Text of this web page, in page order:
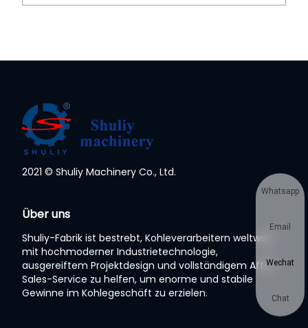
2021 © Shuliy Machinery Co., Ltd.
Über uns
Shuliy-Fabrik ist bestrebt, Kohleverarbeitern weltweit
mit hochmoderner Industrietechnologie,
ausgereiftem Projektdesign und vollständigem After-
Sales-Service zu helfen, um enorme und stabile
Gewinne im Kohlegeschäft zu erzielen.
Whatsapp
Email
Wechat
Chat